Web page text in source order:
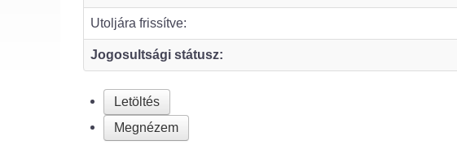
Utoljára frissítve:
Jogosultsági státusz:
Letöltés
Megnézem